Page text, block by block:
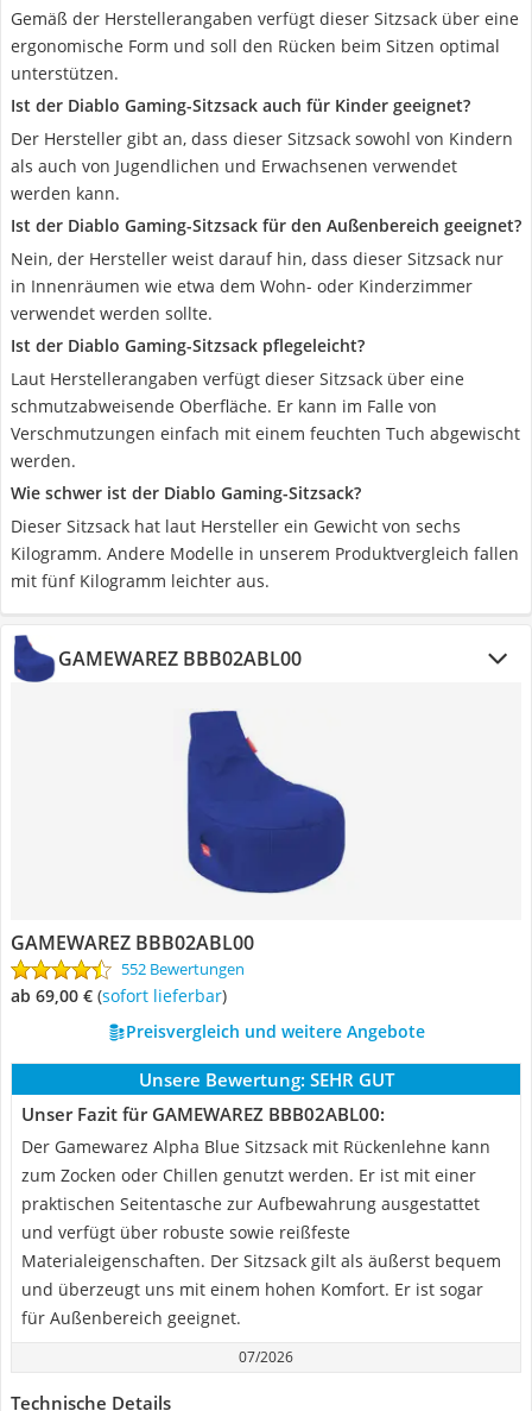
Gemäß der Herstellerangaben verfügt dieser Sitzsack über eine
ergonomische Form und soll den Rücken beim Sitzen optimal
unterstützen.
Ist der Diablo Gaming-Sitzsack auch für Kinder geeignet?
Der Hersteller gibt an, dass dieser Sitzsack sowohl von Kindern
als auch von Jugendlichen und Erwachsenen verwendet
werden kann.
Ist der Diablo Gaming-Sitzsack für den Außenbereich geeignet?
Nein, der Hersteller weist darauf hin, dass dieser Sitzsack nur
in Innenräumen wie etwa dem Wohn- oder Kinderzimmer
verwendet werden sollte.
Ist der Diablo Gaming-Sitzsack pflegeleicht?
Laut Herstellerangaben verfügt dieser Sitzsack über eine
schmutzabweisende Oberfläche. Er kann im Falle von
Verschmutzungen einfach mit einem feuchten Tuch abgewischt
werden.
Wie schwer ist der Diablo Gaming-Sitzsack?
Dieser Sitzsack hat laut Hersteller ein Gewicht von sechs
Kilogramm. Andere Modelle in unserem Produktvergleich fallen
mit fünf Kilogramm leichter aus.
GAMEWAREZ BBB02ABL00
GAMEWAREZ BBB02ABL00
552 Bewertungen
ab 69,00 € ( Sofort lieferbar)
Preisvergleich und weitere Angebote
Unsere Bewertung: SEHR GUT
Unser Fazit für GAMEWAREZ BBB02ABL00:
Der Gamewarez Alpha Blue Sitzsack mit Rückenlehne kann
zum Zocken oder Chillen genutzt werden. Er ist mit einer
praktischen Seitentasche zur Aufbewahrung ausgestattet
und verfügt über robuste sowie reißfeste
Materialeigenschaften. Der Sitzsack gilt als äußerst bequem
und überzeugt uns mit einem hohen Komfort. Er ist sogar
für Außenbereich geeignet.
07/2026
Technische Details